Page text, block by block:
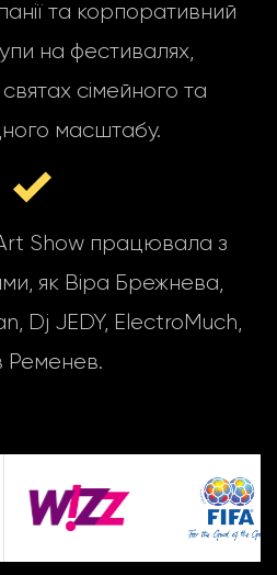
та корпоративний
на фестивалях,
сімейного та
масштабу.
Show працювала з
як Віра Брежнева,
Dj JEDY, ElectroMuch,
Ременев.